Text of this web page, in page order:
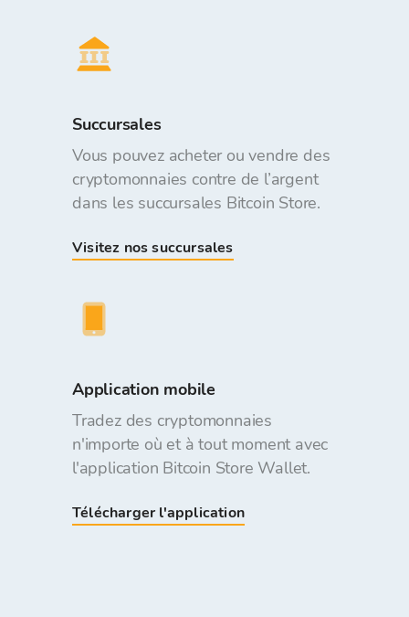
Succursales
Vous pouvez acheter ou vendre des
cryptomonnaies contre de l’argent
dans les succursales Bitcoin Store.
Visitez nos succursales
Application mobile
Tradez des cryptomonnaies
n'importe où et à tout moment avec
l'application Bitcoin Store Wallet.
Télécharger l'application